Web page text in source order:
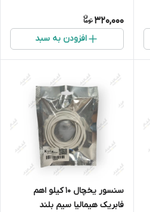
320,000
افزودن به سبد
سنسور یخچال 10 کیلو اهم
فابریک هیمالیا سیم بلند